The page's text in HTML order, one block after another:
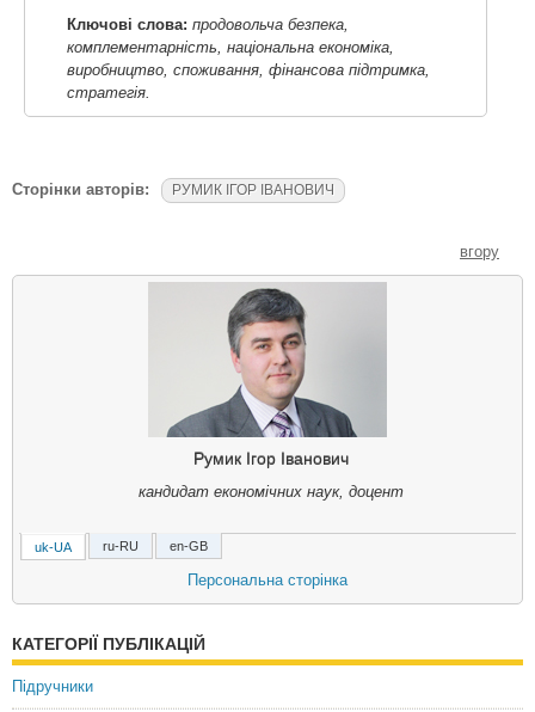
Ключові слова: продовольча безпека,
комплементарність, національна економіка,
виробництво, споживання, фінансова підтримка,
стратегія.
Сторінки авторів: РУМИК ІГОР ІВАНОВИЧ
вгору
Румик Ігор Іванович
кандидат економічних наук, доцент
Румык Игорь Иванович
кадидат экономических наук, доцент
Rumyk Ihor Ivanovich
uk-UA ru-RU en-GB
Персональна сторінка
КАТЕГОРІЇ ПУБЛІКАЦІЙ
Підручники